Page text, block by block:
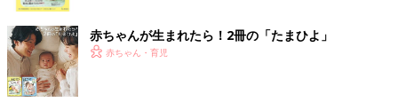
赤ちゃんが生まれたら！2冊の「たまひよ」
赤ちゃん・育児